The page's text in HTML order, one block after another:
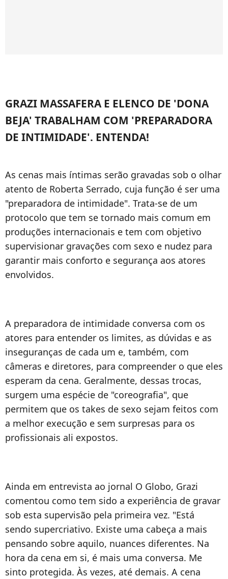
GRAZI MASSAFERA E ELENCO DE 'DONA
BEJA' TRABALHAM COM 'PREPARADORA
DE INTIMIDADE'. ENTENDA!
As cenas mais íntimas serão gravadas sob o olhar
atento de Roberta Serrado, cuja função é ser uma
"preparadora de intimidade". Trata-se de um
protocolo que tem se tornado mais comum em
produções internacionais e tem com objetivo
supervisionar gravações com sexo e nudez para
garantir mais conforto e segurança aos atores
envolvidos.
A preparadora de intimidade conversa com os
atores para entender os limites, as dúvidas e as
inseguranças de cada um e, também, com
câmeras e diretores, para compreender o que eles
esperam da cena. Geralmente, dessas trocas,
surgem uma espécie de "coreografia", que
permitem que os takes de sexo sejam feitos com
a melhor execução e sem surpresas para os
profissionais ali expostos.
Ainda em entrevista ao jornal O Globo, Grazi
comentou como tem sido a experiência de gravar
sob esta supervisão pela primeira vez. "Está
sendo supercriativo. Existe uma cabeça a mais
pensando sobre aquilo, nuances diferentes. Na
hora da cena em si, é mais uma conversa. Me
sinto protegida. Às vezes, até demais. A cena